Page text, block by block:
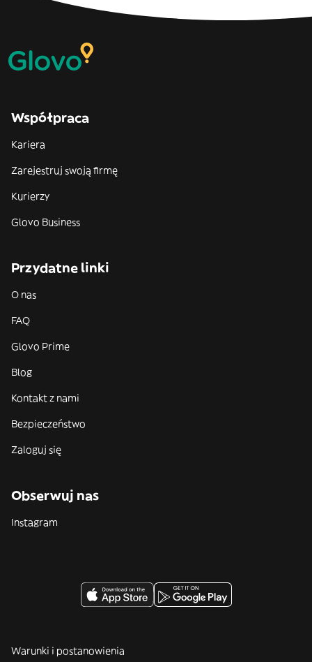
Współpraca
Kariera
Zarejestruj swoją firmę
Kurierzy
Glovo Business
Przydatne linki
O nas
FAQ
Glovo Prime
Blog
Kontakt z nami
Bezpieczeństwo
Zaloguj się
Obserwuj nas
Instagram
Warunki i postanowienia